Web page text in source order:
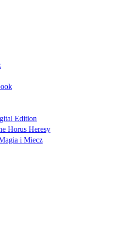
Edition
Horus Heresy
i Miecz